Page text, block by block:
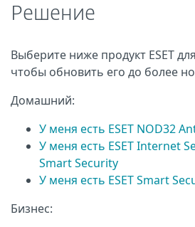
Решение
Выберите ниже продукт ESET
чтобы обновить его до более
Домашний:
У меня есть ESET NOD32
У меня есть ESET Internet
Smart Security
У меня есть ESET Smart
Бизнес: